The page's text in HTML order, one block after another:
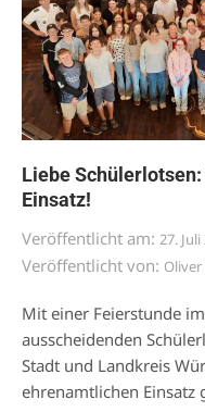
Liebe
Einsatz!
Veröffentlicht am: 27.
Veröffentlicht von:
Mit einer Feierstunde
ausscheidenden
Stadt und Landkreis
ehrenamtlichen Einsatz